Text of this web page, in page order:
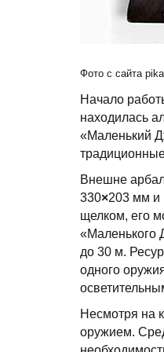
Фото с сайта
Начало
находилась
«Маленький
Внешне
330×203 мм и
щелком, его
«Маленького
до 30 м.
одного
Несмотря на
оружием.